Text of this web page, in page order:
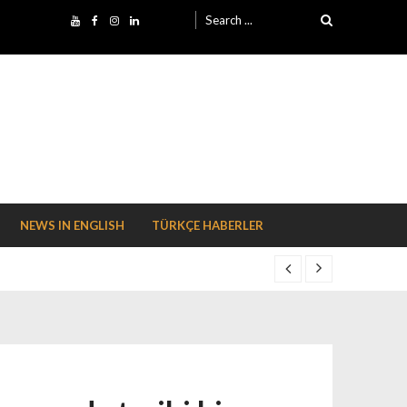
Search for:
NEWS IN ENGLISH TÜRKÇE HABERLER